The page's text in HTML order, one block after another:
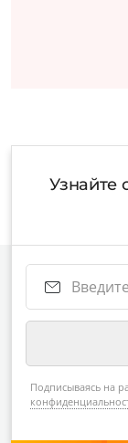
Узнайте
Подписываясь на